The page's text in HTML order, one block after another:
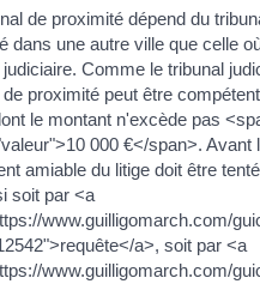
de proximité dépend du
dans une autre ville que celle
Comme le tribunal
proximité peut être
le montant n'excède pas
000 €</span>. Avant
amiable du litige doit être
soit par <a
www.guilligomarch.com/
a>, soit par <a
www.guilligomarch.com/